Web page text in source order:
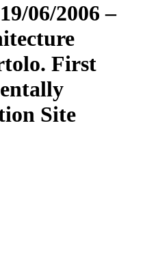
06/2006 –
First
Site